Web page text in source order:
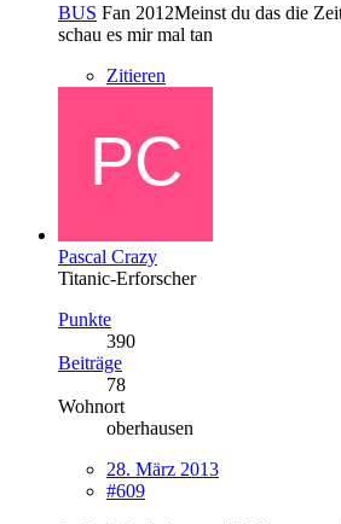
BUS Fan 2012Meinst du das die
schau es mir mal tan
Zitieren
Pascal Crazy
Titanic-Erforscher
Punkte
390
Beiträge
78
Wohnort
oberhausen
28. März 2013
#609